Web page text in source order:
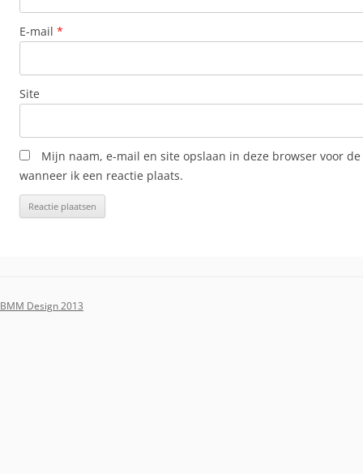
E-mail *
Site
Mijn naam, e-mail en site opslaan in deze browser voor
wanneer ik een reactie plaats.
BMM Design 2013